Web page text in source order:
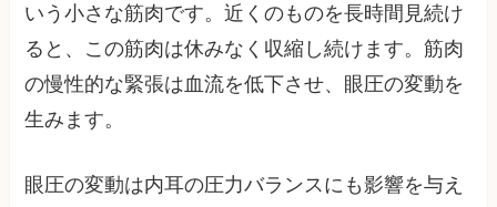
いう小さな筋肉です。近くのものを長時間見続け
ると、この筋肉は休みなく収縮し続けます。筋肉
の慢性的な緊張は血流を低下させ、眼圧の変動を
生みます。
眼圧の変動は内耳の圧力バランスにも影響を与え